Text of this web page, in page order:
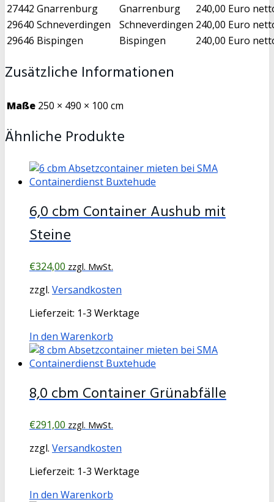
27442 Gnarrenburg Gnarrenburg
240,00 Euro
29640 Schneverdingen Schneverdingen 240,00 Euro
29646 Bispingen Bispingen 240,00 Euro
Zusätzliche Informationen
Maße 250 × 490 × 100 cm
Ähnliche Produkte
6,0 cbm Container Aushub mit
Steine
€324,00 zzgl. MwSt.
zzgl. Versandkosten
Lieferzeit: 1-3 Werktage
In den Warenkorb
8,0 cbm Container Grünabfälle
€291,00 zzgl. MwSt.
zzgl. Versandkosten
Lieferzeit: 1-3 Werktage
In den Warenkorb